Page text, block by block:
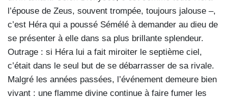
l’épouse de Zeus, souvent trompée, toujours jalouse –,
c’est Héra qui a poussé Sémélé à demander au dieu de
se présenter à elle dans sa plus brillante splendeur.
Outrage : si Héra lui a fait miroiter le septième ciel,
c’était dans le seul but de se débarrasser de sa rivale.
Malgré les années passées, l’événement demeure bien
vivant : une flamme divine continue à faire fumer les